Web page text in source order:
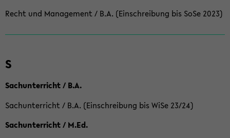
Recht und Management / B.A. (Einschreibung bis SoSe 2023)
S
Sachunterricht / B.A.
Sachunterricht / B.A. (Einschreibung bis WiSe 23/24)
Sachunterricht / M.Ed.